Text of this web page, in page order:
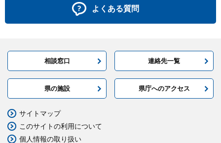
よくある質問
相談窓口 連絡先一覧
県の施設 県庁へのアクセス
サイトマップ
このサイトの利用について
個人情報の取り扱い